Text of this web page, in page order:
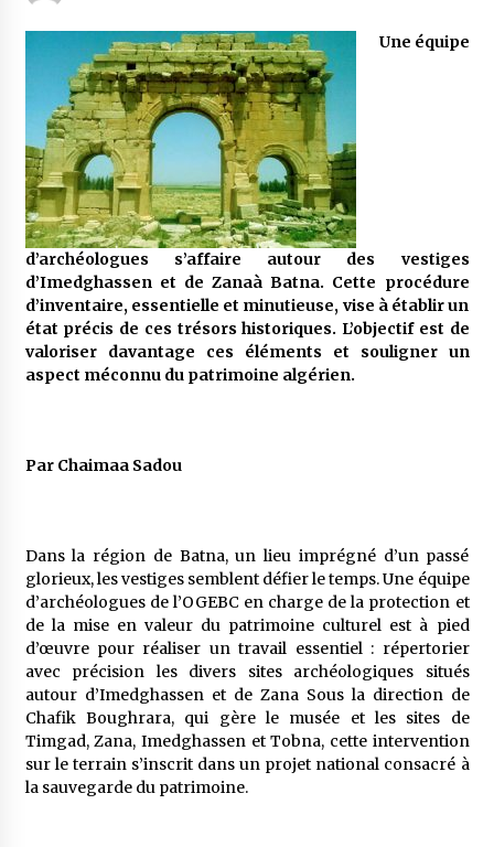
4 ans ago
Quand on va vite
5 ans ago
« Père, tiens-moi, je vais tomber ! »
5 ans ago
Le bouc de l’Au-delà
5 ans ago
5 ans ago
Un conte targui/ Quand la tête est vide
5 ans ago
Tradition orale/ D’où viennent les contes et à
quoi servent-ils?
5 ans ago
Une équipe
d’archéologues s’affaire autour des vestiges
d’Imedghassen et de Zanaà Batna. Cette procédure
d’inventaire, essentielle et minutieuse, vise à établir un
état précis de ces trésors historiques. L’objectif est de
valoriser davantage ces éléments et souligner un
aspect méconnu du patrimoine algérien.
Par Chaimaa Sadou
Dans la région de Batna, un lieu imprégné d’un passé
glorieux, les vestiges semblent défier le temps. Une équipe
d’archéologues de l’OGEBC en charge de la protection et
de la mise en valeur du patrimoine culturel est à pied
d’œuvre pour réaliser un travail essentiel : répertorier
avec précision les divers sites archéologiques situés
autour d’Imedghassen et de Zana Sous la direction de
Chafik Boughrara, qui gère le musée et les sites de
Timgad, Zana, Imedghassen et Tobna, cette intervention
sur le terrain s’inscrit dans un projet national consacré à
la sauvegarde du patrimoine.